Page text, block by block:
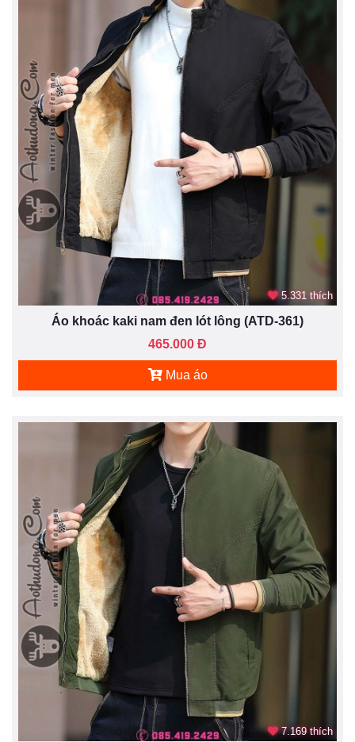
5.331 thích
Áo khoác kaki nam đen lót lông (ATD-361)
465.000 Đ
Mua áo
7.169 thích